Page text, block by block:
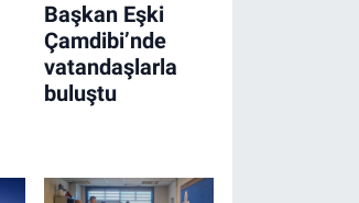
Başkan Eşki
Çamdibi’nde
vatandaşlarla
buluştu